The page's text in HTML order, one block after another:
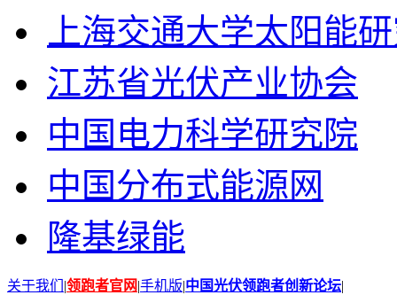
上海交通大学太阳能
江苏省光伏产业协会
中国电力科学研究院
中国分布式能源网
隆基绿能
关于我们 |领跑者官网|手机版|中国光伏领跑者创新论坛|